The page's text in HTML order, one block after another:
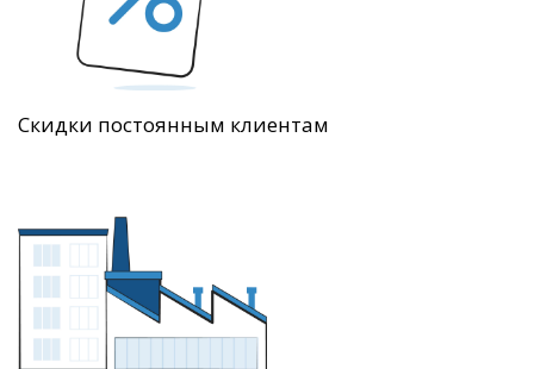
Скидки постоянным клиентам